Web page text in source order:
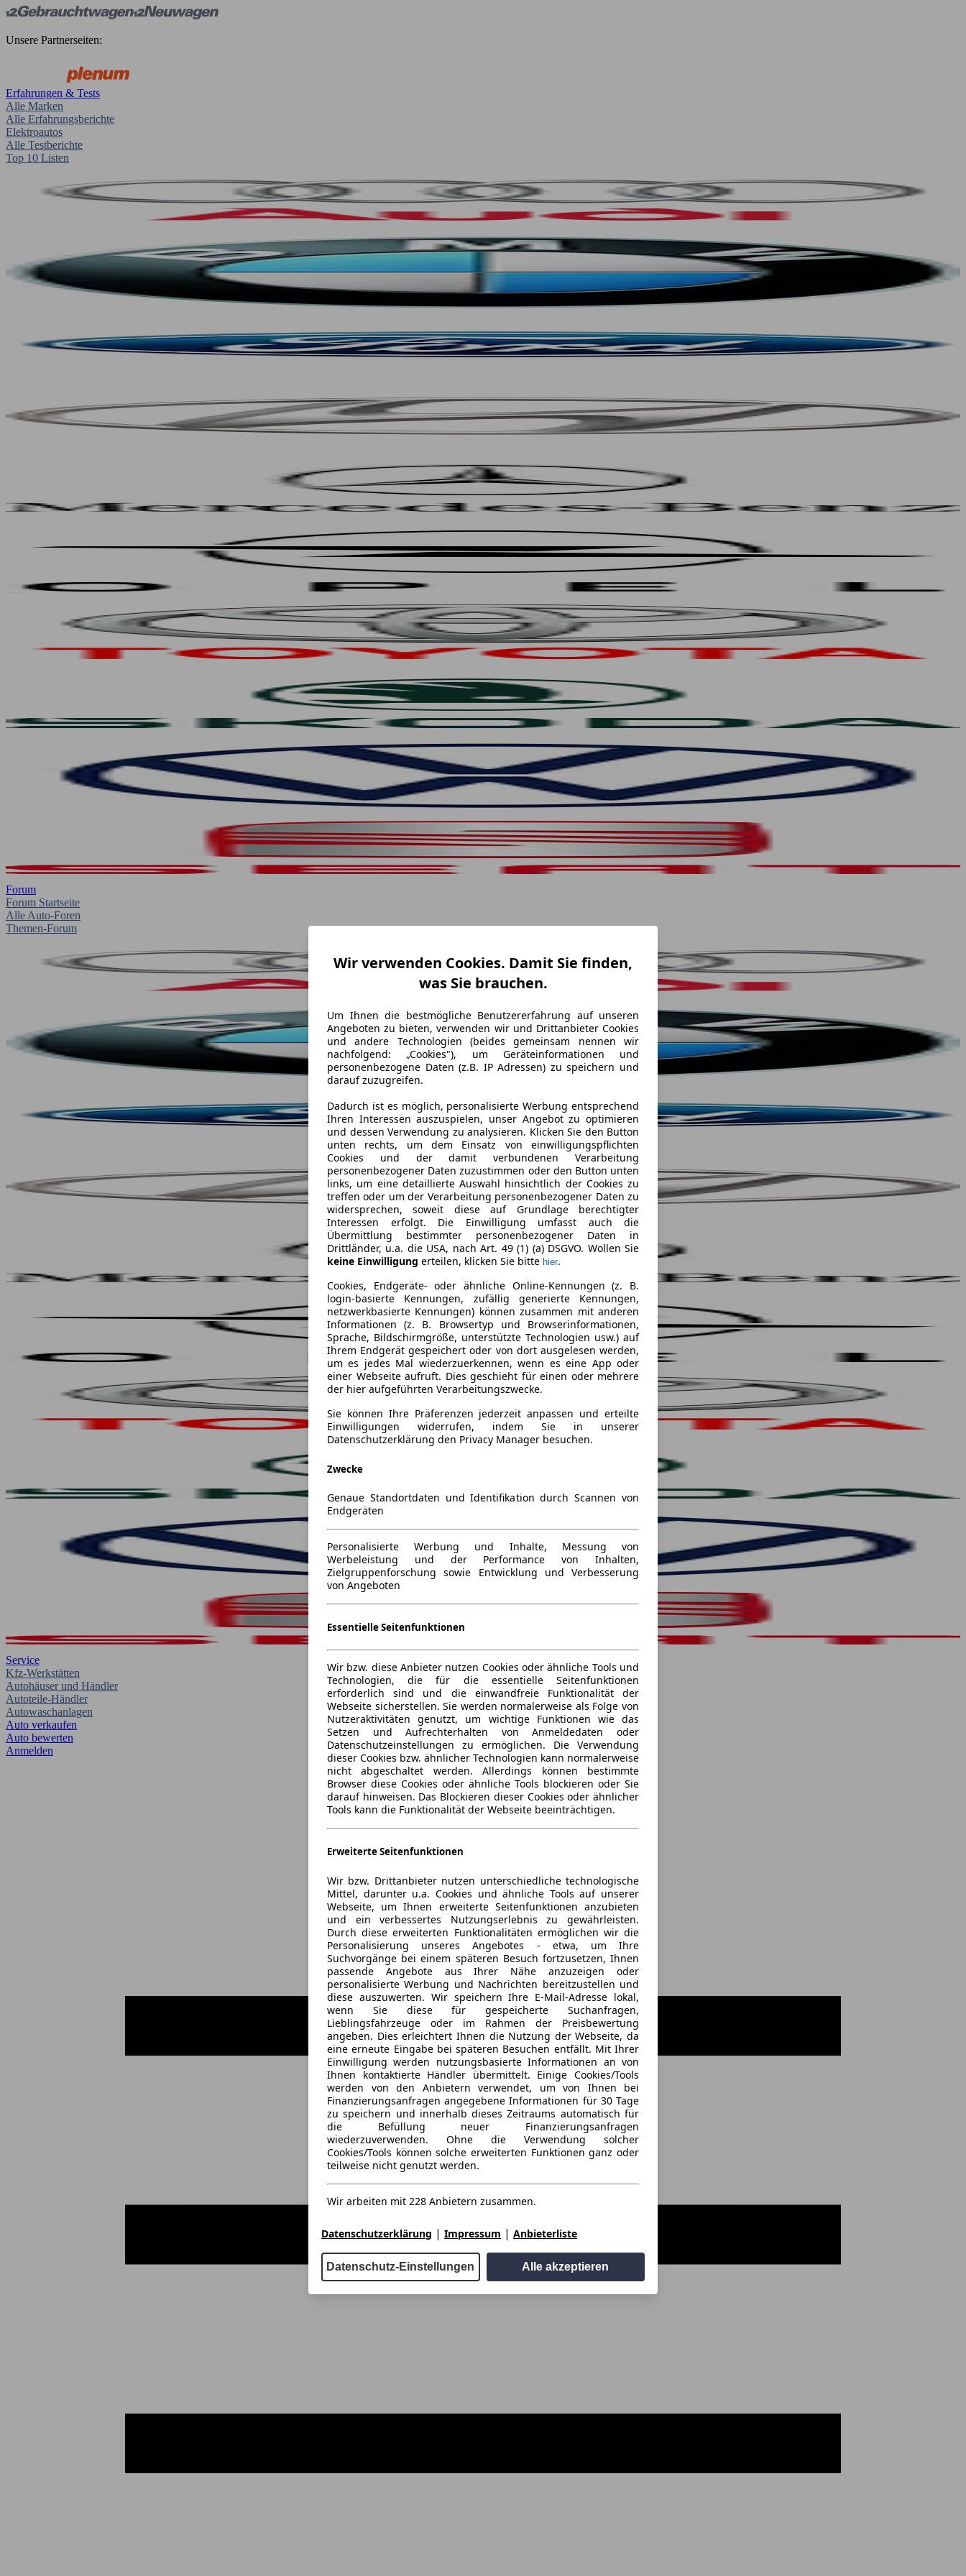
Unsere Partnerseiten:
Erfahrungen & Tests
Alle Marken
Alle Erfahrungsberichte
Elektroautos
Alle Testberichte
Top 10 Listen
Forum
Forum Startseite
Alle Auto-Foren
Themen-Forum
Service
Kfz-Werkstätten
Autohäuser und Händler
Autoteile-Händler
Autowaschanlagen
Auto verkaufen
Auto bewerten
Anmelden
Wir verwenden Cookies. Damit Sie finden,
was Sie brauchen.
Um Ihnen die bestmögliche Benutzererfahrung auf unseren
Angeboten zu bieten, verwenden wir und Drittanbieter Cookies
und andere Technologien (beides gemeinsam nennen wir
nachfolgend: „Cookies"), um Geräteinformationen und
personenbezogene Daten (z.B. IP Adressen) zu speichern und
darauf zuzugreifen.
Dadurch ist es möglich, personalisierte Werbung entsprechend
Ihren Interessen auszuspielen, unser Angebot zu optimieren
und dessen Verwendung zu analysieren. Klicken Sie den Button
unten rechts, um dem Einsatz von einwilligungspflichten
Cookies und der damit verbundenen Verarbeitung
personenbezogener Daten zuzustimmen oder den Button unten
links, um eine detaillierte Auswahl hinsichtlich der Cookies zu
treffen oder um der Verarbeitung personenbezogener Daten zu
widersprechen, soweit diese auf Grundlage berechtigter
Interessen erfolgt. Die Einwilligung umfasst auch die
Übermittlung bestimmter personenbezogener Daten in
Drittländer, u.a. die USA, nach Art. 49 (1) (a) DSGVO. Wollen Sie
keine Einwilligung erteilen, klicken Sie bitte hier.
Cookies, Endgeräte- oder ähnliche Online-Kennungen (z. B.
login-basierte Kennungen, zufällig generierte Kennungen,
netzwerkbasierte Kennungen) können zusammen mit anderen
Informationen (z. B. Browsertyp und Browserinformationen,
Sprache, Bildschirmgröße, unterstützte Technologien usw.) auf
Ihrem Endgerät gespeichert oder von dort ausgelesen werden,
um es jedes Mal wiederzuerkennen, wenn es eine App oder
einer Webseite aufruft. Dies geschieht für einen oder mehrere
der hier aufgeführten Verarbeitungszwecke.
Sie können Ihre Präferenzen jederzeit anpassen und erteilte
Einwilligungen widerrufen, indem Sie in unserer
Datenschutzerklärung den Privacy Manager besuchen.
Zwecke
Genaue Standortdaten und Identifikation durch Scannen von
Endgeräten
Personalisierte Werbung und Inhalte, Messung von
Werbeleistung und der Performance von Inhalten,
Zielgruppenforschung sowie Entwicklung und Verbesserung
von Angeboten
Essentielle Seitenfunktionen
Wir bzw. diese Anbieter nutzen Cookies oder ähnliche Tools und
Technologien, die für die essentielle Seitenfunktionen
erforderlich sind und die einwandfreie Funktionalität der
Webseite sicherstellen. Sie werden normalerweise als Folge von
Nutzeraktivitäten genutzt, um wichtige Funktionen wie das
Setzen und Aufrechterhalten von Anmeldedaten oder
Datenschutzeinstellungen zu ermöglichen. Die Verwendung
dieser Cookies bzw. ähnlicher Technologien kann normalerweise
nicht abgeschaltet werden. Allerdings können bestimmte
Browser diese Cookies oder ähnliche Tools blockieren oder Sie
darauf hinweisen. Das Blockieren dieser Cookies oder ähnlicher
Tools kann die Funktionalität der Webseite beeinträchtigen.
Erweiterte Seitenfunktionen
Wir bzw. Drittanbieter nutzen unterschiedliche technologische
Mittel, darunter u.a. Cookies und ähnliche Tools auf unserer
Webseite, um Ihnen erweiterte Seitenfunktionen anzubieten
und ein verbessertes Nutzungserlebnis zu gewährleisten.
Durch diese erweiterten Funktionalitäten ermöglichen wir die
Personalisierung unseres Angebotes - etwa, um Ihre
Suchvorgänge bei einem späteren Besuch fortzusetzen, Ihnen
passende Angebote aus Ihrer Nähe anzuzeigen oder
personalisierte Werbung und Nachrichten bereitzustellen und
diese auszuwerten. Wir speichern Ihre E-Mail-Adresse lokal,
wenn Sie diese für gespeicherte Suchanfragen,
Lieblingsfahrzeuge oder im Rahmen der Preisbewertung
angeben. Dies erleichtert Ihnen die Nutzung der Webseite, da
eine erneute Eingabe bei späteren Besuchen entfällt. Mit Ihrer
Einwilligung werden nutzungsbasierte Informationen an von
Ihnen kontaktierte Händler übermittelt. Einige Cookies/Tools
werden von den Anbietern verwendet, um von Ihnen bei
Finanzierungsanfragen angegebene Informationen für 30 Tage
zu speichern und innerhalb dieses Zeitraums automatisch für
die Befüllung neuer Finanzierungsanfragen
wiederzuverwenden. Ohne die Verwendung solcher
Cookies/Tools können solche erweiterten Funktionen ganz oder
teilweise nicht genutzt werden.
Wir arbeiten mit 228 Anbietern zusammen.
Datenschutzerklärung | Impressum | Anbieterliste
Datenschutz-Einstellungen Alle akzeptieren